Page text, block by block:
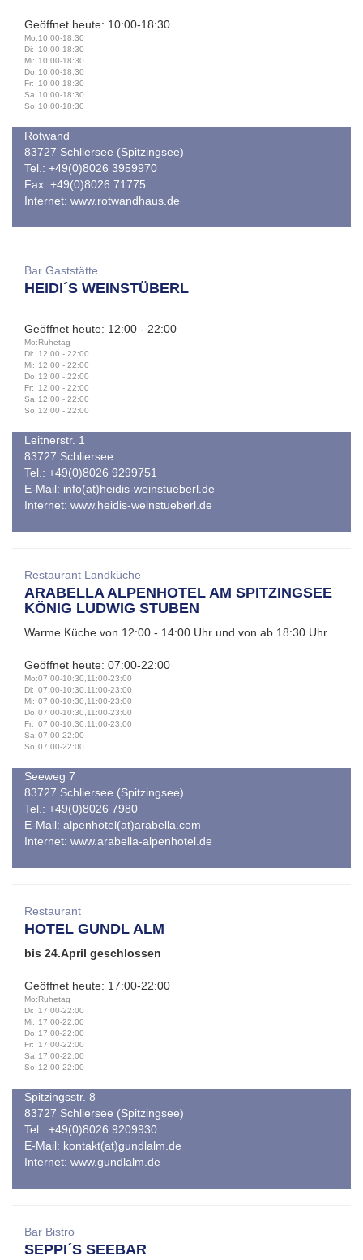
Geöffnet heute: 10:00-18:30
Mo:10:00-18:30
Di:
10:00-18:30
Mi: 10:00-18:30
Do: 10:00-18:30
Fr:
10:00-18:30
Sa: 10:00-18:30
So: 10:00-18:30
Rotwand
83727 Schliersee (Spitzingsee)
Tel.: +49(0)8026 3959970
Fax: +49(0)8026 71775
Internet: www.rotwandhaus.de
Bar Gaststätte
HEIDI´S WEINSTÜBERL
Geöffnet heute: 12:00 - 22:00
Mo:Ruhetag
Di:
12:00 - 22:00
Mi: 12:00 - 22:00
Do: 12:00 - 22:00
Fr:
12:00 - 22:00
Sa: 12:00 - 22:00
So: 12:00 - 22:00
Leitnerstr. 1
83727 Schliersee
Tel.: +49(0)8026 9299751
E-Mail: info(at)heidis-weinstueberl.de
Internet: www.heidis-weinstueberl.de
Restaurant Landküche
ARABELLA ALPENHOTEL AM SPITZINGSEE
KÖNIG LUDWIG STUBEN
Warme Küche von 12:00 - 14:00 Uhr und von ab 18:30 Uhr
Geöffnet heute: 07:00-22:00
Mo:07:00-10:30,11:00-23:00
Di: 07:00-10:30,11:00-23:00
Mi: 07:00-10:30,11:00-23:00
Do:07:00-10:30,11:00-23:00
Fr: 07:00-10:30,11:00-23:00
Sa:07:00-22:00
So:07:00-22:00
Seeweg 7
83727 Schliersee (Spitzingsee)
Tel.: +49(0)8026 7980
E-Mail: alpenhotel(at)arabella.com
Internet: www.arabella-alpenhotel.de
Restaurant
HOTEL GUNDL ALM
bis 24.April geschlossen
Geöffnet heute: 17:00-22:00
Mo:Ruhetag
Di:
17:00-22:00
Mi: 17:00-22:00
Do: 17:00-22:00
Fr:
17:00-22:00
Sa: 17:00-22:00
So: 12:00-22:00
Spitzingsstr. 8
83727 Schliersee (Spitzingsee)
Tel.: +49(0)8026 9209930
E-Mail: kontakt(at)gundlalm.de
Internet: www.gundlalm.de
Bar Bistro
SEPPI´S SEEBAR